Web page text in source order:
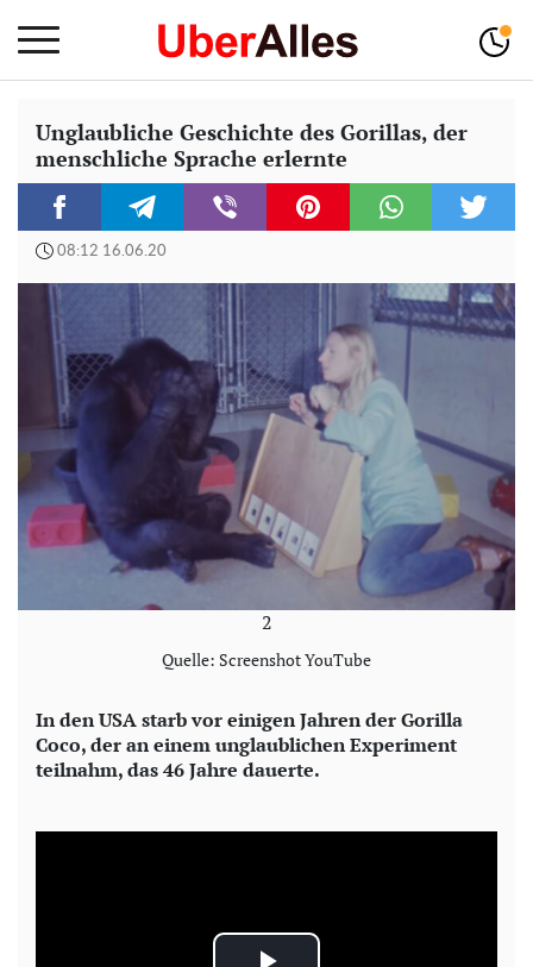
Unglaubliche Geschichte des Gorillas, der
menschliche Sprache erlernte
08:12 16.06.20
2
Quelle: Screenshot YouTube
In den USA starb vor einigen Jahren der Gorilla
Coco, der an einem unglaublichen Experiment
teilnahm, das 46 Jahre dauerte.